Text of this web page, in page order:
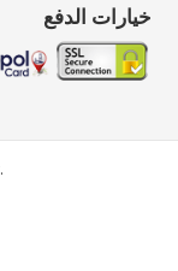
خيارات الدفع